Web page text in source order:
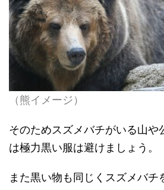
（熊イメージ）
そのためスズメバチがいる山や
は極力黒い服は避けましょう。
また黒い物も同じくスズメバチ